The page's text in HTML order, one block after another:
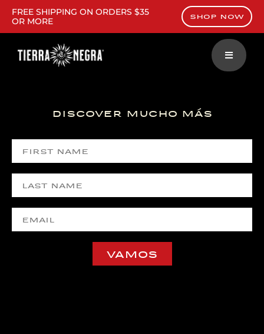
FREE SHIPPING ON ORDERS $35
OR MORE
SHOP NOW
discover mucho más
VAMOS